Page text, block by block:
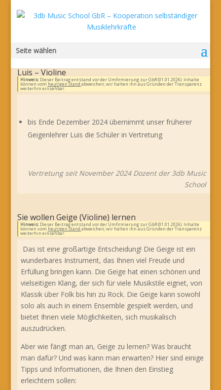
Seite wählen
Luis – Violine
Hinweis:Dieser Beitrag entstand vor der Umfirmierung zur GbR (01.01.2026). Inhalte
können vom heutigen Stand abweichen; wir halten ihn aus Gründen der Transparenz
weiterhin einsehbar.
bis Ende Dezember 2024 übernimmt unser früherer
Geigenlehrer Luis die Schüler in Vertretung
Vertretung seit November 2024 Dozent der 3db Music
School
Sie wollen Geige (Violine) lernen
Hinweis:Dieser Beitrag entstand vor der Umfirmierung zur GbR (01.01.2026). Inhalte
können vom heutigen Stand abweichen; wir halten ihn aus Gründen der Transparenz
weiterhin einsehbar.
Das ist eine großartige Entscheidung! Die Geige ist ein
wunderbares Instrument, das Ihnen viel Freude und
Erfüllung bringen kann. Die Geige hat einen schönen und
vielseitigen Klang, der sich für viele Musikstile eignet, von
Klassik über Folk bis hin zu Rock. Die Geige kann sowohl
solo als auch in einem Ensemble gespielt werden, und
bietet Ihnen viele Möglichkeiten, sich musikalisch
auszudrücken.
Aber wie fängt man an, Geige zu lernen? Was braucht
man dafür? Und was kann man erwarten? Hier sind einige
Tipps und Informationen, die Ihnen den Einstieg
erleichtern sollen: